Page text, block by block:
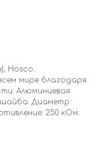
Hosco.
мире благодаря
Алюминиевая
шайба. Диаметр:
250 кОм.